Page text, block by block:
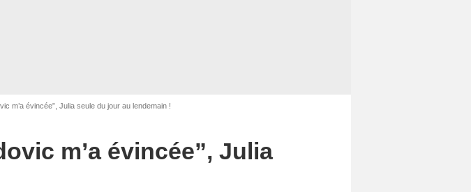
m’a évincée”, Julia seule du jour au lendemain !
m’a évincée”, Julia